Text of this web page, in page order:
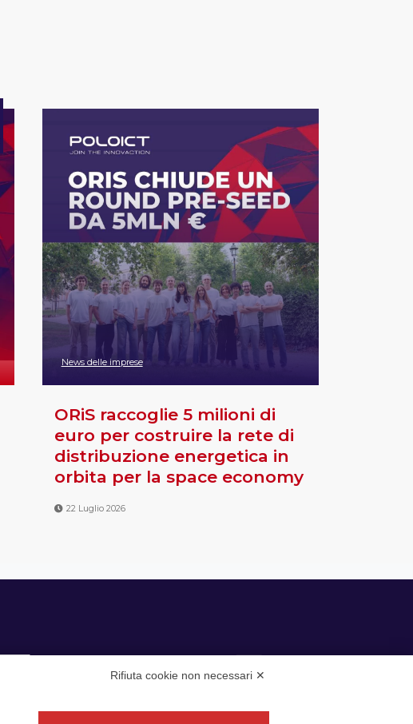
News delle imprese
ORiS raccoglie 5 milioni di
euro per costruire la rete di
distribuzione energetica in
orbita per la space economy
22 Luglio 2026
Rifiuta cookie non necessari ✕